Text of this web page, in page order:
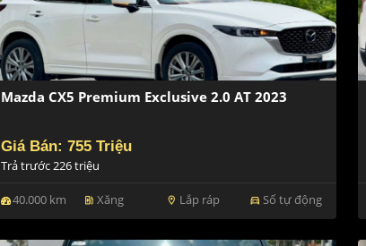
Mazda CX5 Premium Exclusive 2.0 AT 2023
Giá Bán: 755 Triệu
Trả trước 226 triệu
40.000 km ev_station Xăng location_on Lắp ráp directions_car Số tự động